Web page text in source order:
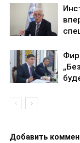
Добавить